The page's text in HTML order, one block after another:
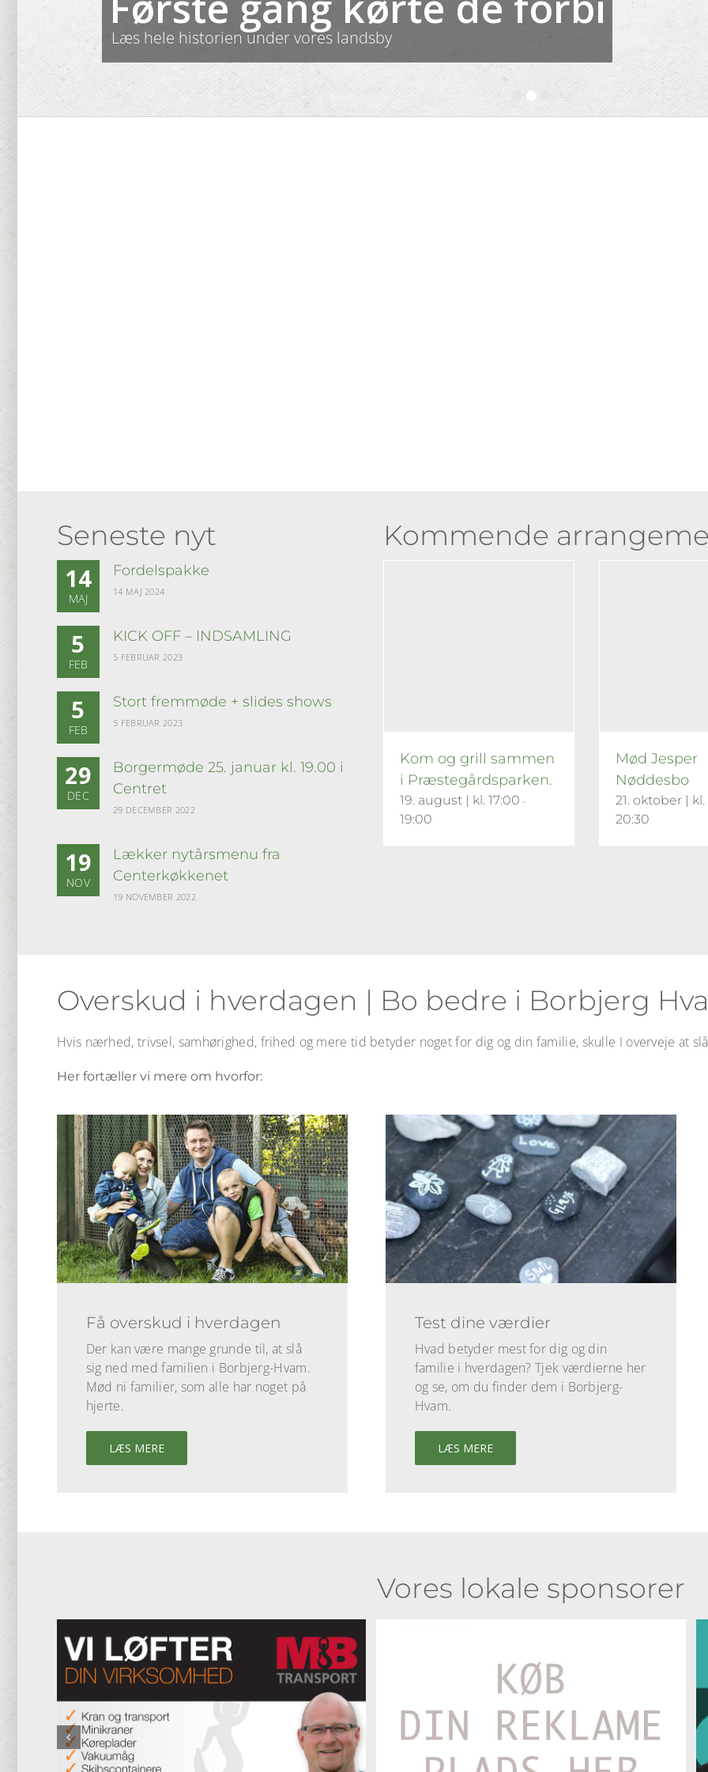
Læs hele historien under vores landsby
Seneste nyt
14
MAJ
Fordelspakke
14 MAJ 2024
5
FEB
KICK OFF – INDSAMLING
5 FEBRUAR 2023
5
FEB
Stort fremmøde + slides shows
5 FEBRUAR 2023
29
DEC
Borgermøde 25. januar kl. 19.00 i
Centret
29 DECEMBER 2022
19
NOV
Lækker nytårsmenu fra
Centerkøkkenet
19 NOVEMBER 2022
Kommende
Kom og grill sammen
i Præstegårdsparken.
19. august | kl. 17:00 -
19:00
Mød Jesper
Nøddesbo
21. oktober | kl.
20:30
Overskud i hverdagen | Bo bedre i Borbjerg
Hvis nærhed, trivsel, samhørighed, frihed og mere tid betyder noget for dig og din familie, skulle I overveje at
Her fortæller vi mere om hvorfor:
Få overskud i hverdagen
Der kan være mange grunde til, at slå
sig ned med familien i Borbjerg-Hvam.
Mød ni familier, som alle har noget på
hjerte.
LÆS MERE
Test dine værdier
Hvad betyder mest for dig og din
familie i hverdagen? Tjek værdierne her
og se, om du finder dem i Borbjerg-
Hvam.
LÆS MERE
Vores lokale sponsorer